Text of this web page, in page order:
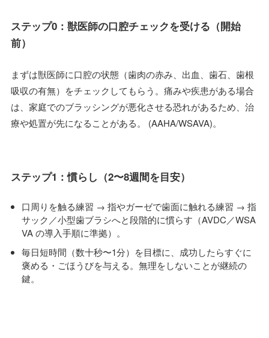
ステップ0：獣医師の口腔チェックを受ける（開始
前）
まずは獣医師に口腔の状態（歯肉の赤み、出血、歯石、歯根
吸収の有無）をチェックしてもらう。痛みや疾患がある場合
は、家庭でのブラッシングが悪化させる恐れがあるため、治
療や処置が先になることがある。 (AAHA/WSAVA)。
ステップ1：慣らし（2〜8週間を目安）
口周りを触る練習 → 指やガーゼで歯面に触れる練習 → 指
サック／小型歯ブラシへと段階的に慣らす（AVDC／WSA
VA の導入手順に準拠）。
毎日短時間（数十秒〜1分）を目標に、成功したらすぐに
褒める・ごほうびを与える。無理をしないことが継続の
鍵。